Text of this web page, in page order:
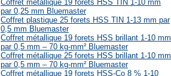
Coffret métallique 19 forets HSS TIN 1-10 mm
par 0,25 mm Bluemaster
Coffret plastique 25 forets HSS TIN 1-13 mm par
0,5 mm Bluemaster
Coffret métallique 19 forets HSS brillant 1-10 mm
par 0,5 mm – 70 kg-mm² Bluemaster
Coffret métallique 25 forets HSS brillant 1-10 mm
par 0,5 mm – 70 kg-mm² Bluemaster
Coffret métallique 19 forets HSS-Co 8 % 1-10